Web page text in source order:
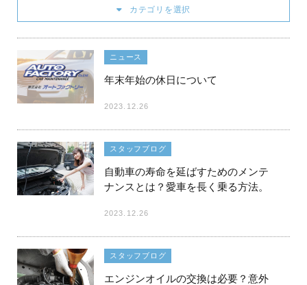
カテゴリを選択
ニュース
年末年始の休日について
2023.12.26
スタッフブログ
自動車の寿命を延ばすためのメンテ
ナンスとは？愛車を長く乗る方法。
2023.12.26
スタッフブログ
エンジンオイルの交換は必要？意外